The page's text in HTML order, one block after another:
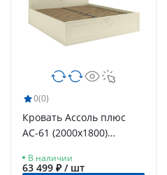
0(0)
Кровать Ассоль плюс
АС-61 (2000х1800)
В наличии
63 499 ₽ / шт